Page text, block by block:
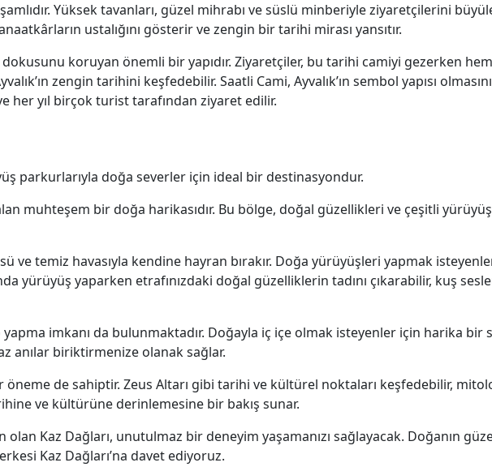
Yüksek tavanları, güzel mihrabı ve süslü minberiyle ziyaretçilerini
ustalığını gösterir ve zengin bir tarihi mirası yansıtır.
dokusunu koruyan önemli bir yapıdır. Ziyaretçiler, bu tarihi camiyi gezerken
zengin tarihini keşfedebilir. Saatli Cami, Ayvalık’ın sembol yapısı
yıl birçok turist tarafından ziyaret edilir.
parkurlarıyla doğa severler için ideal bir destinasyondur.
muhteşem bir doğa harikasıdır. Bu bölge, doğal güzellikleri ve çeşitli
ve temiz havasıyla kendine hayran bırakır. Doğa yürüyüşleri yapmak
yürüyüş yaparken etrafınızdaki doğal güzelliklerin tadını çıkarabilir, kuş
yapma imkanı da bulunmaktadır. Doğayla iç içe olmak isteyenler için harika bir
anılar biriktirmenize olanak sağlar.
öneme de sahiptir. Zeus Altarı gibi tarihi ve kültürel noktaları keşfedebilir,
ve kültürüne derinlemesine bir bakış sunar.
Kaz Dağları, unutulmaz bir deneyim yaşamanızı sağlayacak. Doğanın
Kaz Dağları’na davet ediyoruz.